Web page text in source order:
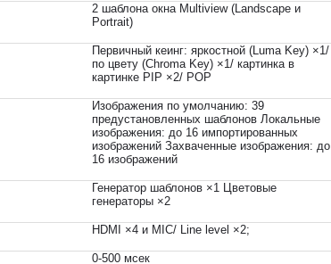
2 шаблона окна Multiview (Landscape и
Portrait)
Первичный кеинг: яркостной (Luma Key) ×1/
по цвету (Chroma Key) ×1/ картинка в
картинке PIP ×2/ POP
Изображения по умолчанию: 39
предустановленных шаблонов Локальные
изображения: до 16 импортированных
изображений Захваченные изображения: до
16 изображений
Генератор шаблонов ×1 Цветовые
генераторы ×2
HDMI ×4 и MIC/ Line level ×2;
0-500 мсек